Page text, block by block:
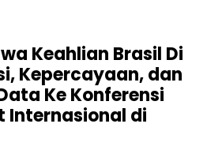
Keahlian Brasil Di
Kepercayaan, dan
Ke Konferensi
Internasional di